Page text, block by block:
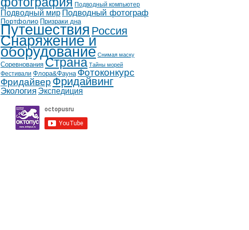
Подводный компьютер
Подводный мир Подводный фотограф
Портфолио Призраки дна
Путешествия Россия
Снаряжение и
оборудование Снимая маску
Соревнования Страна Тайны морей
Фестивали Флора&Фауна Фотоконкурс
Фридайвер Фридайвинг
Экология Экспедиция